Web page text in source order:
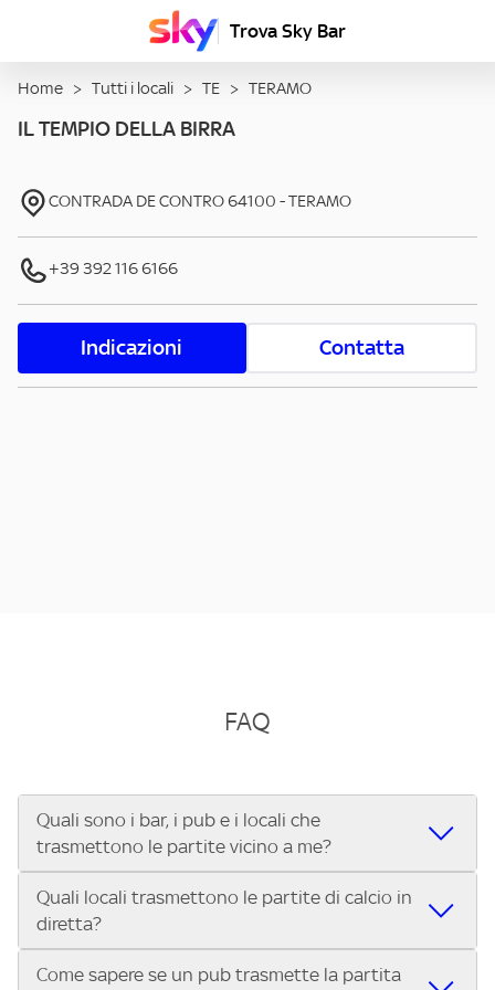
Trova Sky Bar
Home > Tutti i locali > TE > TERAMO
IL TEMPIO DELLA BIRRA
CONTRADA DE CONTRO64100 -TERAMO
+39 392 116 6166
Indicazioni Contatta
FAQ
Quali sono i bar, i pub e i locali che
trasmettono le partite vicino a me?
Se cerchi un bar, pub, ristorante o locale vicino a te per
vedere le partite di Serie A ENILIVE, la Serie C Sky Wifi, la
UEFA Champions League, la UEFA Europa League, la UEFA
Conference League, il Tennis, la Formula 1®, la MotoGP™ e
Quali locali trasmettono le partite di calcio in
diretta?
Vuoi sapere quali bar, pub o ristoranti mostrano le partite
Come sapere se un pub trasmette la partita